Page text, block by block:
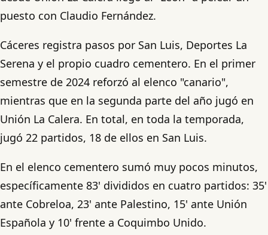
puesto con Claudio Fernández.
Cáceres registra pasos por San Luis, Deportes La
Serena y el propio cuadro cementero. En el primer
semestre de 2024 reforzó al elenco "canario",
mientras que en la segunda parte del año jugó en
Unión La Calera. En total, en toda la temporada,
jugó 22 partidos, 18 de ellos en San Luis.
En el elenco cementero sumó muy pocos minutos,
específicamente 83' divididos en cuatro partidos: 35'
ante Cobreloa, 23' ante Palestino, 15' ante Unión
Española y 10' frente a Coquimbo Unido.